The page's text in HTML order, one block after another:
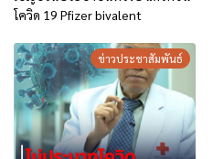
โควิด 19 Pfizer bivalent
ข่าวประชาสัมพันธ์